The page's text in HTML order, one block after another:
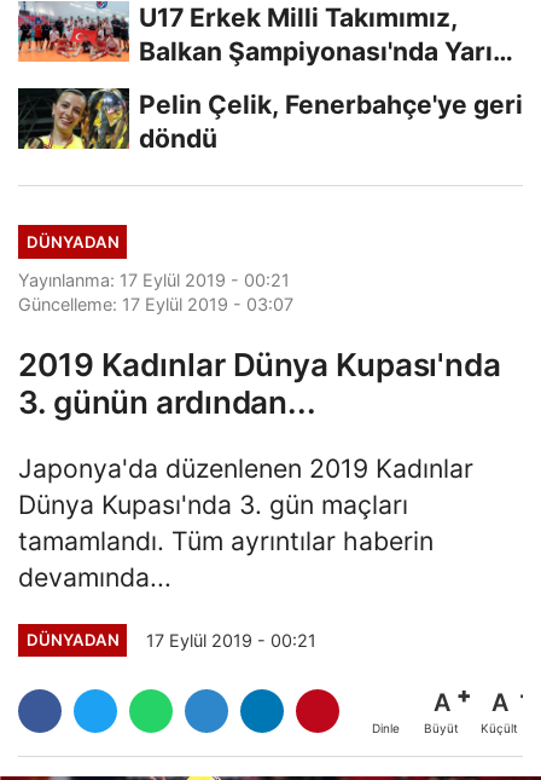
U17 Erkek Milli Takımımız,
Balkan Şampiyonası'nda Yarı
Pelin Çelik, Fenerbahçe'ye geri
döndü
DÜNYADAN
Yayınlanma: 17 Eylül 2019 - 00:21
Güncelleme: 17 Eylül 2019 - 03:07
2019 Kadınlar Dünya Kupası'nda
3. günün ardından...
Japonya'da düzenlenen 2019 Kadınlar
Dünya Kupası'nda 3. gün maçları
tamamlandı. Tüm ayrıntılar haberin
devamında...
DÜNYADAN 17 Eylül 2019 - 00:21
Dinle
A
Büyüt
A
Küçült